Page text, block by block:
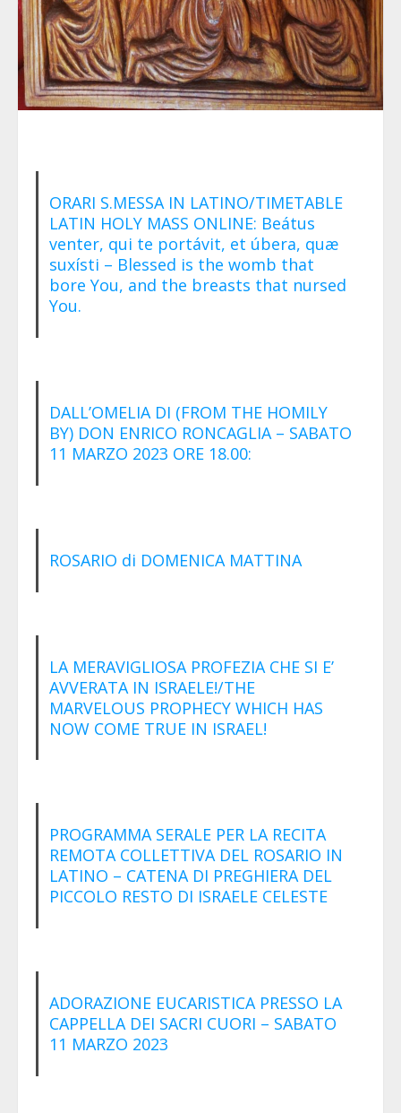
ORARI S.MESSA IN LATINO/TIMETABLE
LATIN HOLY MASS ONLINE: Beátus
venter, qui te portávit, et úbera, quæ
suxísti – Blessed is the womb that
bore You, and the breasts that nursed
You.
DALL’OMELIA DI (FROM THE HOMILY
BY) DON ENRICO RONCAGLIA – SABATO
11 MARZO 2023 ORE 18.00:
ROSARIO di DOMENICA MATTINA
LA MERAVIGLIOSA PROFEZIA CHE SI E’
AVVERATA IN ISRAELE!/THE
MARVELOUS PROPHECY WHICH HAS
NOW COME TRUE IN ISRAEL!
PROGRAMMA SERALE PER LA RECITA
REMOTA COLLETTIVA DEL ROSARIO IN
LATINO – CATENA DI PREGHIERA DEL
PICCOLO RESTO DI ISRAELE CELESTE
ADORAZIONE EUCARISTICA PRESSO LA
CAPPELLA DEI SACRI CUORI – SABATO
11 MARZO 2023